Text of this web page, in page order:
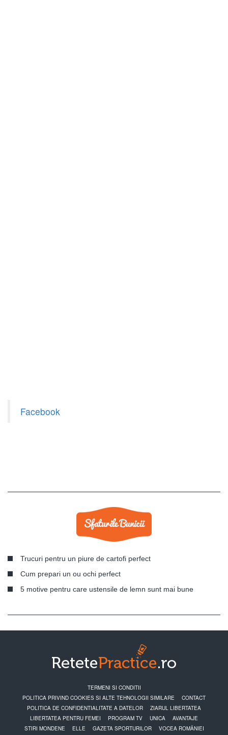
Facebook
Trucuri pentru un piure de cartofi perfect
Cum prepari un ou ochi perfect
5 motive pentru care ustensile de lemn sunt mai bune
TERMENI SI CONDITII
POLITICA PRIVIND COOKIES SI ALTE TEHNOLOGII SIMILARE
CONTACT
POLITICA DE CONFIDENTIALITATE A DATELOR
ZIARUL LIBERTATEA
LIBERTATEA PENTRU FEMEI
PROGRAM TV UNICA
AVANTAJE
STIRI MONDENE
ELLE GAZETA SPORTURILOR
VOCEA ROMÂNIEI